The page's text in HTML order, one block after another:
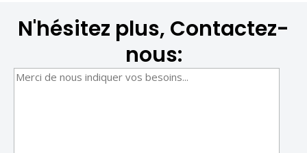
N'hésitez plus, Contactez-
nous: